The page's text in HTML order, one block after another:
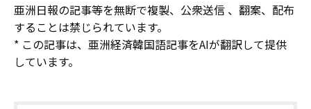
亜洲日報の記事等を無断で複製、公衆送信 、翻案、配布
することは禁じられています。
* この記事は、亜洲経済韓国語記事をAIが翻訳して提供
しています。